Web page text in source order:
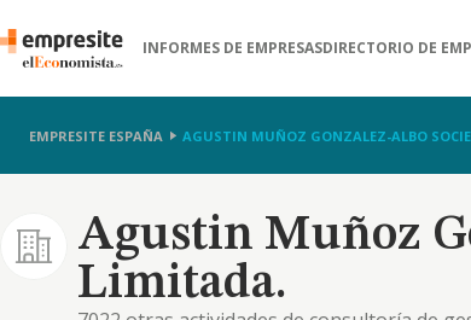
INFORMES DE EMPRESASDIRECTORIO DE
EMPRESITE ESPAÑA AGUSTIN MUÑOZ GONZALEZ-ALBO
Agustin Muñoz
Limitada.